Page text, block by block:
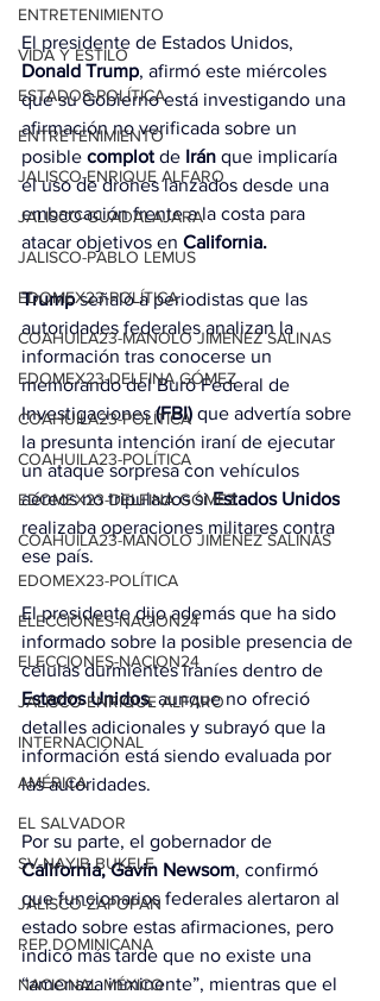
ENTRETENIMIENTO
VIDA Y ESTILO
ESTADOS-POLÍTICA
ENTRETENIMIENTO
JALISCO-ENRIQUE ALFARO
JALISCO-GUADALAJARA
JALISCO-PABLO LEMUS
EDOMEX23-POLÍTICA
COAHUILA23-MANOLO JIMÉNEZ SALINAS
EDOMEX23-DELFINA GÓMEZ
COAHUILA23-POLÍTICA
COAHUILA23-POLÍTICA
EDOMEX23-DELFINA GÓMEZ
COAHUILA23-MANOLO JIMÉNEZ SALINAS
EDOMEX23-POLÍTICA
ELECCIONES-NACION24
ELECCIONES-NACION24
JALISCO-ENRIQUE ALFARO
INTERNACIONAL
AMÉRICA
EL SALVADOR
SV-NAYIB BUKELE
JALISCO-ZAPOPAN
REP DOMINICANA
NACIONAL MÉXICO
El presidente de Estados Unidos,
Donald Trump, afirmó este miércoles
que su Gobierno está investigando una
afirmación no verificada sobre un
posible complot de Irán que implicaría
el uso de drones lanzados desde una
embarcación frente a la costa para
atacar objetivos en California.
Trump señaló a periodistas que las
autoridades federales analizan la
información tras conocerse un
memorando del Buró Federal de
Investigaciones (FBI) que advertía sobre
la presunta intención iraní de ejecutar
un ataque sorpresa con vehículos
aéreos no tripulados si Estados Unidos
realizaba operaciones militares contra
ese país.
El presidente dijo además que ha sido
informado sobre la posible presencia de
células durmientes iraníes dentro de
Estados Unidos, aunque no ofreció
detalles adicionales y subrayó que la
información está siendo evaluada por
las autoridades.
Por su parte, el gobernador de
California, Gavin Newsom, confirmó
que funcionarios federales alertaron al
estado sobre estas afirmaciones, pero
indicó más tarde que no existe una
“amenaza inminente”, mientras que el